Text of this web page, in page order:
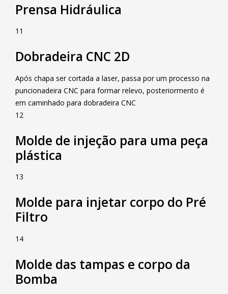
Prensa Hidráulica
11
Dobradeira CNC 2D
Após chapa ser cortada a laser, passa por um processo na
puncionadeira CNC para formar relevo, posteriormento é
em caminhado para dobradeira CNC
12
Molde de injeção para uma peça
plástica
13
Molde para injetar corpo do Pré
Filtro
14
Molde das tampas e corpo da
Bomba